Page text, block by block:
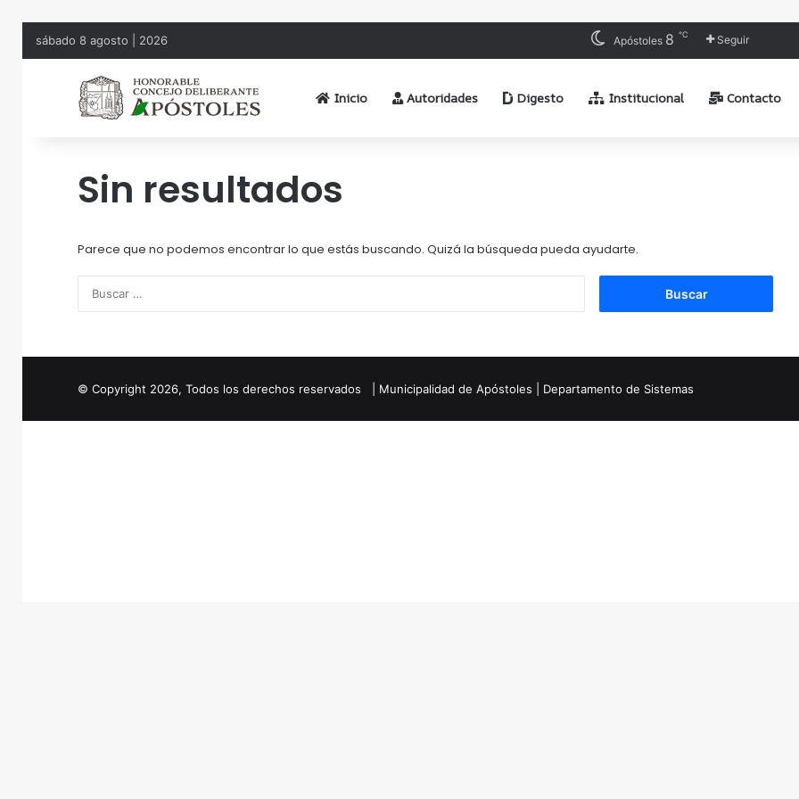
sábado 8 agosto | 2026 Apóstoles 8 ℃ Seguir
Inicio Autoridades Digesto Institucional Contacto
Sin resultados
Parece que no podemos encontrar lo que estás buscando. Quizá la búsqueda pueda ayudarte.
© Copyright 2026, Todos los derechos reservados | Municipalidad de Apóstoles | Departamento de Sistemas